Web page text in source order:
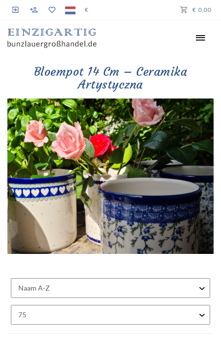
€ € 0,00
Bloempot 14 Cm – Ceramika
Artystyczna